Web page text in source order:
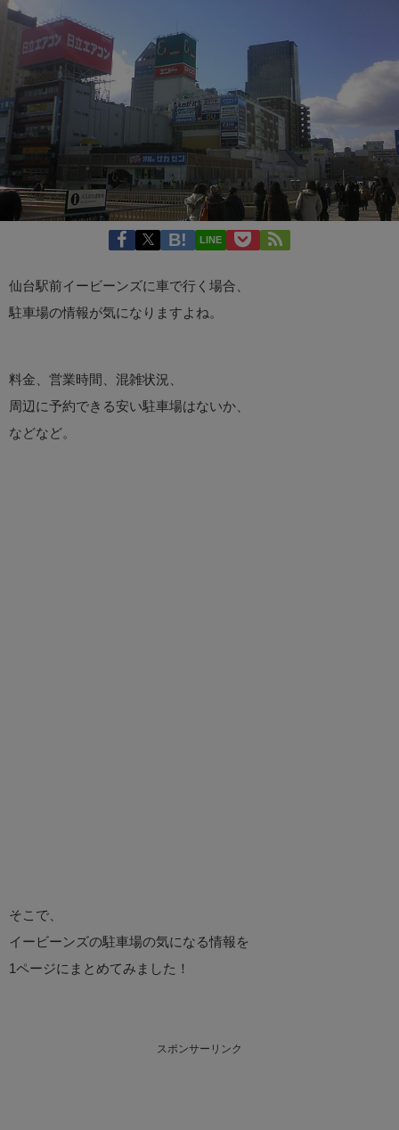
LINE
仙台駅前イービーンズに車で行く場合、
駐車場の情報が気になりますよね。
料金、営業時間、混雑状況、
周辺に予約できる安い駐車場はないか、
などなど。
そこで、
イービーンズの駐車場の気になる情報を
1ページにまとめてみました！
スポンサーリンク